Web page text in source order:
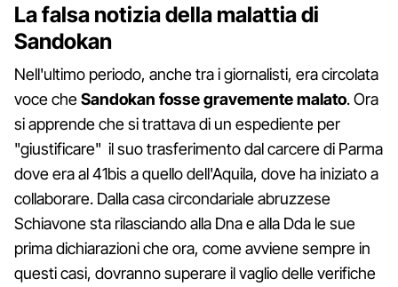
La falsa notizia della malattia di
Sandokan
Nell'ultimo periodo, anche tra i giornalisti, era circolata
voce cheSandokan fosse gravemente malato. Ora
si apprende che si trattava di un espediente per
"giustificare" il suo trasferimento dal carcere di Parma
dove era al 41bis a quello dell'Aquila, dove ha iniziato a
collaborare. Dalla casa circondariale abruzzese
Schiavone sta rilasciando alla Dna e alla Dda le sue
prima dichiarazioni che ora, come avviene sempre in
questi casi, dovranno superare il vaglio delle verifiche